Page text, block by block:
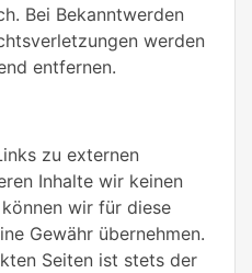
Bei Bekanntwerden
werden
entfernen.
zu externen
Inhalte wir keinen
wir für diese
Gewähr übernehmen.
Seiten ist stets der